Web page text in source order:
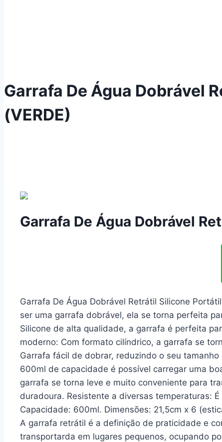
Garrafa De Água Dobrável
(VERDE)
Garrafa De Água Dobrável
Garrafa De Água Dobrável Retrátil Silicone
ser uma garrafa dobrável, ela se torna perfeita
Silicone de alta qualidade, a garrafa é perfeita
moderno: Com formato cilíndrico, a garrafa se
Garrafa fácil de dobrar, reduzindo o seu
600ml de capacidade é possível carregar uma
garrafa se torna leve e muito conveniente para
duradoura. Resistente a diversas temperaturas:
Capacidade: 600ml. Dimensões: 21,5cm x 6
A garrafa retrátil é a definição de praticidade e
transportarda em lugares pequenos, ocupando